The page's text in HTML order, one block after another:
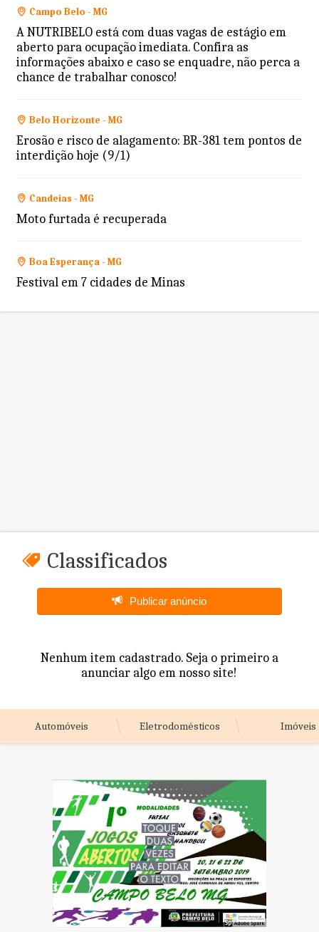
Campo Belo - MG
A NUTRIBELO está com duas vagas de estágio em
aberto para ocupação imediata. Confira as
informações abaixo e caso se enquadre, não perca a
chance de trabalhar conosco!
Belo Horizonte - MG
Erosão e risco de alagamento: BR-381 tem pontos de
interdição hoje (9/1)
Candeias - MG
Moto furtada é recuperada
Boa Esperança - MG
Festival em 7 cidades de Minas
Classificados
Publicar anúncio
Nenhum item cadastrado. Seja o primeiro a
anunciar algo em nosso site!
Automóveis Eletrodomésticos Imóveis